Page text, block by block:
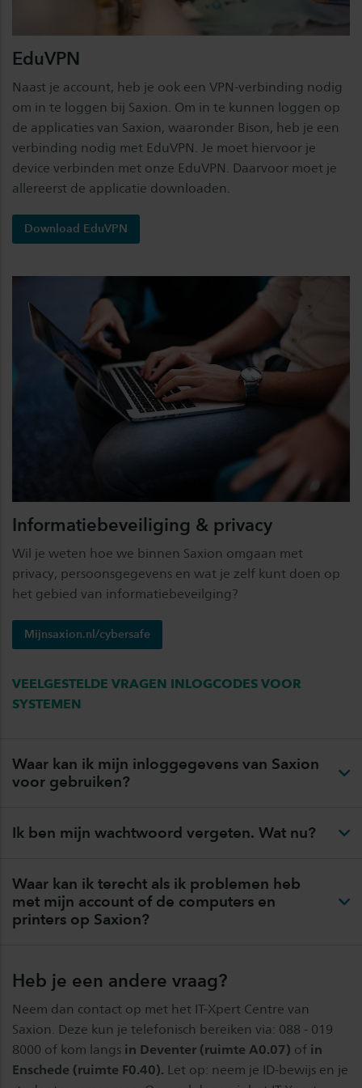
EduVPN
Naast je account, heb je ook een VPN-verbinding nodig
om in te loggen bij Saxion. Om in te kunnen loggen op
de applicaties van Saxion, waaronder Bison, heb je een
verbinding nodig met EduVPN. Je moet hiervoor je
device verbinden met onze EduVPN. Daarvoor moet je
allereerst de applicatie downloaden.
Download EduVPN
Informatiebeveiliging & privacy
Wil je weten hoe we binnen Saxion omgaan met
privacy, persoonsgegevens en wat je zelf kunt doen op
het gebied van informatiebeveilging?
Mijnsaxion.nl/cybersafe
VEELGESTELDE VRAGEN INLOGCODES VOOR
SYSTEMEN
Waar kan ik mijn inloggegevens van Saxion
voor gebruiken?
Ik ben mijn wachtwoord vergeten. Wat nu?
Waar kan ik terecht als ik problemen heb
met mijn account of de computers en
printers op Saxion?
Heb je een andere vraag?
Neem dan contact op met het IT-Xpert Centre van
Saxion. Deze kun je telefonisch bereiken via: 088 - 019
8000 of kom langs in Deventer (ruimte A0.07) of in
Enschede (ruimte F0.40). Let op: neem je ID-bewijs en je